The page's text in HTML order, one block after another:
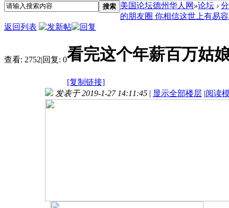
搜索 美国论坛德州华人网 »论坛 ›
的朋友圈 你相信这世上有易
返回列表
查看: 2752|回复: 0看完这个年薪百万姑
[复制链接]
发表于 2019-1-27 14:11:45 | 显示全部楼层 |阅读